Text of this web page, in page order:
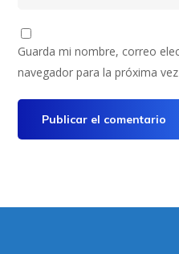
Guarda mi nombre, correo
navegador para la próxima